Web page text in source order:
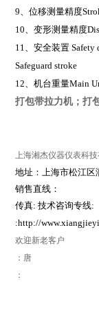
9、位移测量精度
10、变形测量精度
11、安全装置
Safeguard stroke
12、机台重量
打包带拉力机；打
上海湘杰仪器仪表科技
地址：上海市松江区
销售直线：
传真:技术咨询专线:
:http://
欢迎新老客户
：唐
：